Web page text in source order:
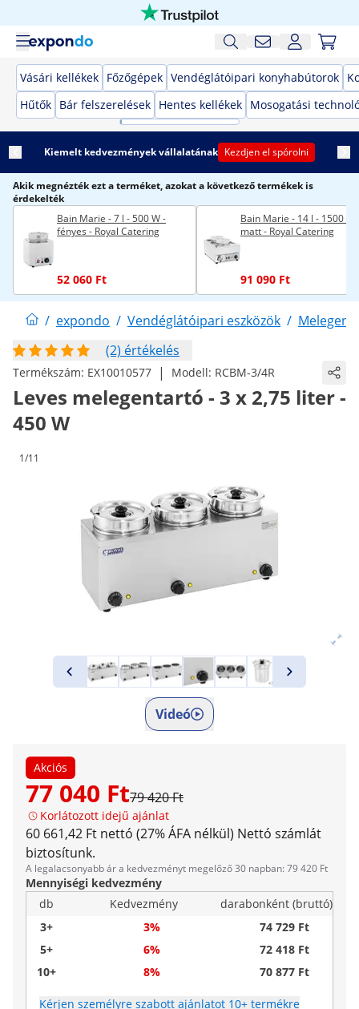
Vásári kellékek Főzőgépek Vendéglátóipari konyhabútorok
Hűtők Bár felszerelések Hentes kellékek Mosogatási
Kiemelt kedvezmények vállalatának Kezdjen el spórolni
Akik megnézték ezt a terméket, azokat a következő termékek is
érdekelték
Bain Marie - 7 l - 500 W -
fényes - Royal Catering
52 060 Ft
Bain Marie - 14 l - 1500 W
matt - Royal Catering
91 090 Ft
/ expondo / Vendéglátóipari eszközök /
(2) értékelés
Termékszám: EX10010577 | Modell: RCBM-3/4R
Leves melegentartó - 3 x 2,75 liter -
450 W
1/11
Videó
Akciós
77 040 Ft79 420 Ft
Korlátozott idejű ajánlat
60 661,42 Ft nettó (27% ÁFA nélkül) Nettó számlát
biztosítunk.
A legalacsonyabb ár a kedvezményt megelőző 30 napban: 79 420 Ft
Mennyiségi kedvezmény
db
Kedvezmény
darabonként (bruttó)
3+
3%
74 729 Ft
5+
6%
72 418 Ft
10+
8% 70 877 Ft
Kérjen személyre szabott ajánlatot 10+ termékre